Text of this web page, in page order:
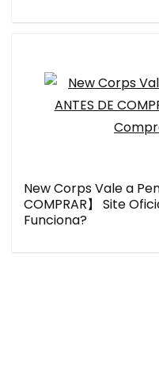
New Corps Vale a
COMPRAR】 Site
Funciona?